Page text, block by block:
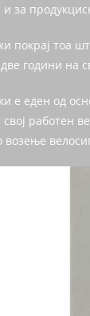
за
покрај тоа
години на
е еден од
работен
возење